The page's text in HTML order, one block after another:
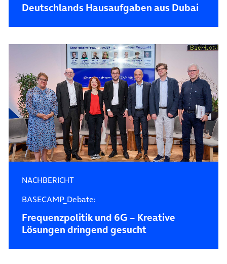
Deutschlands Hausaufgaben aus Dubai
NACHBERICHT
BASECAMP_Debate:
Frequenzpolitik und 6G – Kreative
Lösungen dringend gesucht